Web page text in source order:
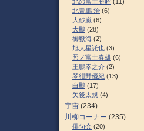
北青鵬 治 (6)
大砂嵐 (6)
大鵬 (28)
御嶽海 (2)
旭大星託也 (3)
照ノ富士春雄 (6)
王鵬幸之介 (2)
琴紺野優紀 (13)
白鵬 (17)
矢後太規 (4)
宇宙 (234)
川柳コーナー (235)
俳句会 (20)